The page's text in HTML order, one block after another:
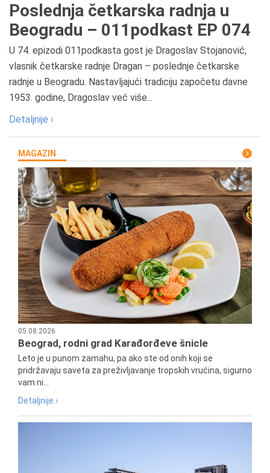
Poslednja četkarska radnja u
Beogradu – 011podkast EP 074
U 74. epizodi 011podkasta gost je Dragoslav Stojanović,
vlasnik četkarske radnje Dragan – poslednje četkarske
radnje u Beogradu. Nastavljajući tradiciju započetu davne
1953. godine, Dragoslav već više...
Detaljnije ›
MAGAZIN
05.08.2026
Beograd, rodni grad Karađorđeve šnicle
Leto je u punom zamahu, pa ako ste od onih koji se
pridržavaju saveta za preživljavanje tropskih vrućina, sigurno
vam ni...
Detaljnije ›